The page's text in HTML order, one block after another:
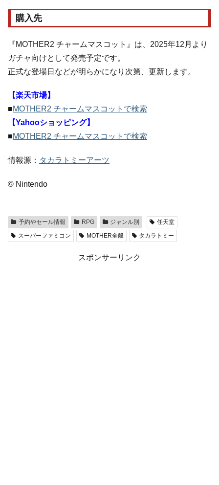
購入先
『MOTHER2 チャームマスコット』は、2025年12月より
ガチャ向けとして発売予定です。
正式な登場日などが明らかになり次第、更新します。
【楽天市場】
■MOTHER2 チャームマスコットで検索
【Yahooショッピング】
■MOTHER2 チャームマスコットで検索
情報源： タカラトミーアーツ
© Nintendo
予約やセール情報 RPG ジャンル別
任天堂
スーパーファミコン
MOTHER全般 タカラトミー
スポンサーリンク